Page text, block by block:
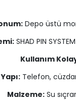
Depo üstü
SHAD PIN
Kullanım
Telefon,
Malzeme: Su